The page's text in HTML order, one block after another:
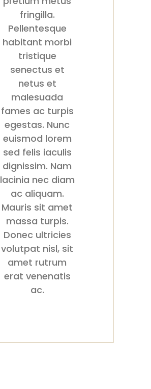
fringilla.
Pellentesque
habitant morbi
tristique
senectus et
netus et
malesuada
fames ac turpis
egestas. Nunc
euismod lorem
sed felis iaculis
dignissim. Nam
lacinia nec diam
ac aliquam.
Mauris sit amet
massa turpis.
Donec ultricies
volutpat nisl, sit
amet rutrum
erat venenatis
ac.